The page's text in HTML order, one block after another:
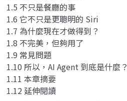
1.5 不只是餐廳的事
1.6 它不只是更聰明的 Siri
1.7 為什麼現在才做得到？
1.8 不完美，但夠用了
1.9 常見問題
1.10 所以，AI Agent 到底是什麼？
1.11 本章摘要
1.12 延伸閱讀